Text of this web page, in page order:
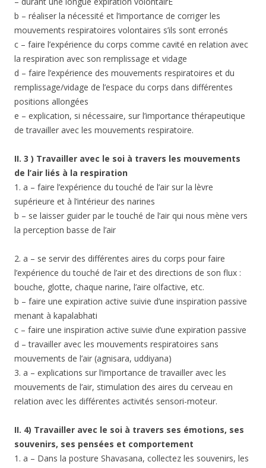
b – réaliser la nécessité et l’importance de corriger les
mouvements respiratoires volontaires s’ils sont erronés
c – faire l’expérience du corps comme cavité en relation avec
la respiration avec son remplissage et vidage
d – faire l’expérience des mouvements respiratoires et du
remplissage/vidage de l’espace du corps dans différentes
positions allongées
e – explication, si nécessaire, sur l’importance thérapeutique
de travailler avec les mouvements respiratoire.
II. 3 ) Travailler avec le soi à travers les mouvements
de l’air liés à la respiration
1. a – faire l’expérience du touché de l’air sur la lèvre
supérieure et à l’intérieur des narines
b – se laisser guider par le touché de l’air qui nous mène vers
la perception basse de l’air
2. a – se servir des différentes aires du corps pour faire
l’expérience du touché de l’air et des directions de son flux :
bouche, glotte, chaque narine, l’aire olfactive, etc.
b – faire une expiration active suivie d’une inspiration passive
menant à kapalabhati
c – faire une inspiration active suivie d’une expiration passive
d – travailler avec les mouvements respiratoires sans
mouvements de l’air (agnisara, uddiyana)
3. a – explications sur l’importance de travailler avec les
mouvements de l’air, stimulation des aires du cerveau en
relation avec les différentes activités sensori-moteur.
II. 4) Travailler avec le soi à travers ses émotions, ses
souvenirs, ses pensées et comportement
1. a – Dans la posture Shavasana, collectez les souvenirs, les